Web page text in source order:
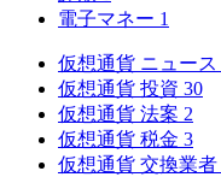
電子マネー 1
仮想通貨 ニュース
仮想通貨 投資 30
仮想通貨 法案 2
仮想通貨 税金 3
仮想通貨 交換業者